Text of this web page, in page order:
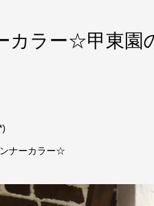
カラー☆甲東園
ナーカラー☆